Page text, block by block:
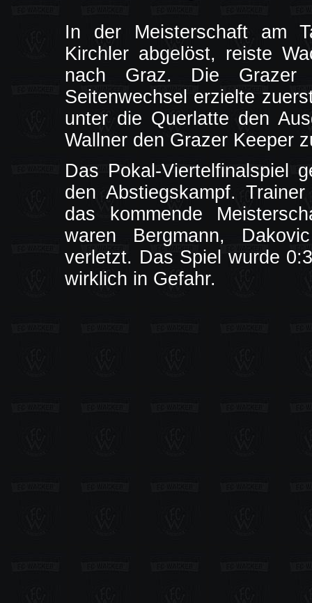
In der Meisterschaft am
Kirchler abgelöst, reiste
nach Graz. Die Grazer
Seitenwechsel erzielte
unter die Querlatte den
Wallner den Grazer Keeper
Das Pokal-Viertelfinalspiel
den Abstiegskampf.
das kommende
waren Bergmann,
verletzt. Das Spiel wurde
wirklich in Gefahr.